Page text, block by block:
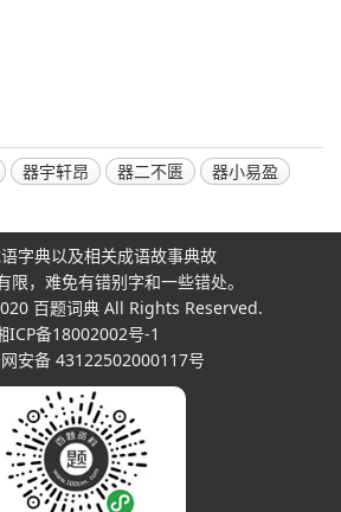
器宇轩昂 器二不匮
器小易盈
字典以及相关成语故事典故
限，难免有错别字和一些错处。
百题词典 All Rights Reserved.
ICP备18002002号-1
安备 43122502000117号